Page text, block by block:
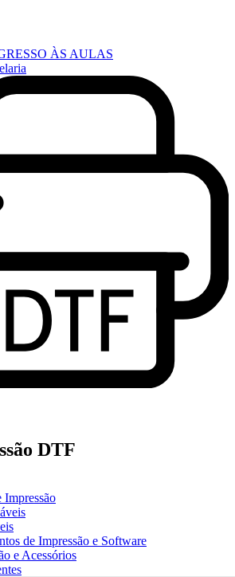
ÀS AULAS
DTF
Impressão
de Impressão e Software
e Acessórios